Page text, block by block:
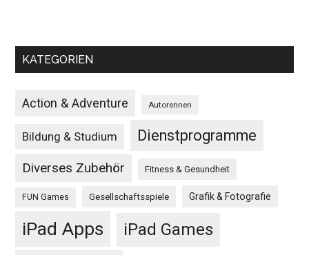
KATEGORIEN
Action & Adventure Autorennen
Bildung & Studium Dienstprogramme
Diverses Zubehör Fitness & Gesundheit
FUN Games Gesellschaftsspiele Grafik & Fotografie
iPad Apps iPad Games